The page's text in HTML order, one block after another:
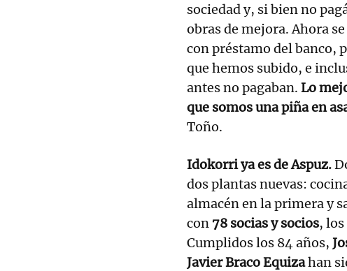
sociedad y, si bien no
obras de mejora. Ahora
con préstamo del banco,
que hemos subido, e
antes no pagaban. Lo
que somos una piña en
Toño.
Idokorri ya es de Aspuz.
dos plantas nuevas:
almacén en la primera y
con 78 socias y socios,
Cumplidos los 84 años,
Javier Braco Equizahan